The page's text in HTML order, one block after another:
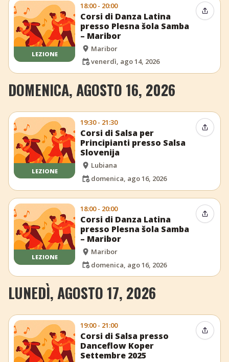
LEZIONE
18:00 - 20:00
Corsi di Danza Latina
presso Plesna šola Samba
– Maribor
Maribor
venerdì, ago 14, 2026
DOMENICA, AGOSTO 16, 2026
LEZIONE
19:30 - 21:30
Corsi di Salsa per
Principianti presso Salsa
Slovenija
Lubiana
domenica, ago 16, 2026
LEZIONE
18:00 - 20:00
Corsi di Danza Latina
presso Plesna šola Samba
– Maribor
Maribor
domenica, ago 16, 2026
LUNEDÌ, AGOSTO 17, 2026
19:00 - 21:00
Corsi di Salsa presso
Danceflow Koper
Settembre 2025